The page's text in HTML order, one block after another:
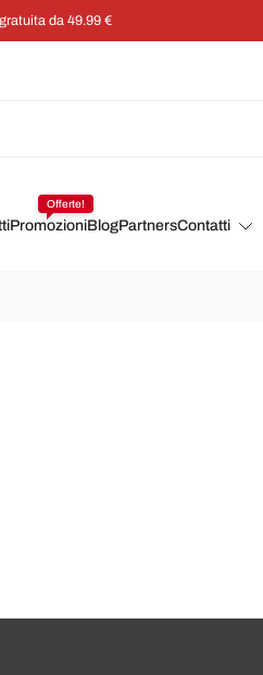
da 49.99 €
Promozioni
Offerte!
BlogPartnersContatti